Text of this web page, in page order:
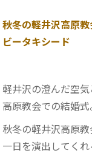
秋冬の軽井沢高原
ビータキシード
軽井沢の澄んだ空
高原教会での結婚式
秋冬の軽井沢高原
一日を演出してくれ